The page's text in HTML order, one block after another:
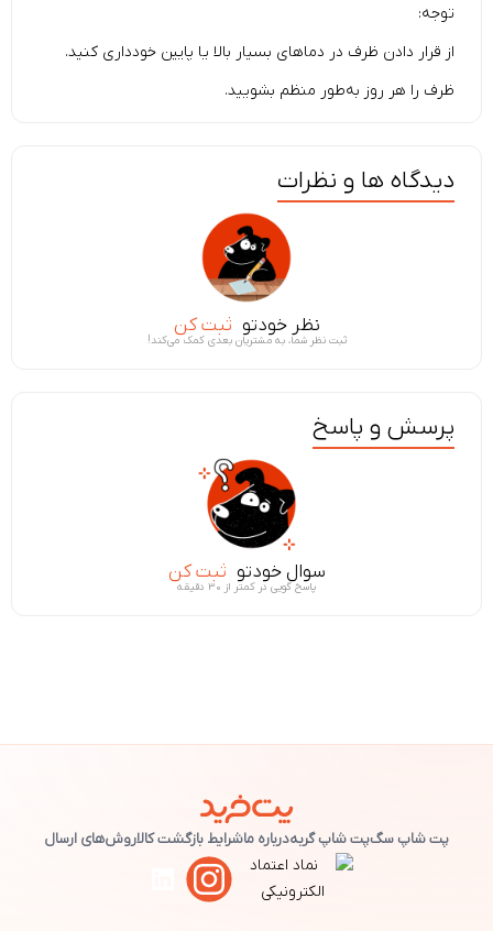
توجه:
از قرار دادن ظرف در دماهای بسیار بالا یا پایین خودداری کنید.
ظرف را هر روز به‌طور منظم بشویید.
دیدگاه ها و نظرات
نظر خودتو ثبت کن
ثبت نظر شما، به مشتریان بعدی کمک می‌کند!
پرسش و پاسخ
سوال خودتو ثبت کن
پاسخ گویی در کمتر از ۳۰ دقیقه
پت شاپ سگپت شاپ گربهدرباره ماشرایط بازگشت کالاروش‌های ارسال